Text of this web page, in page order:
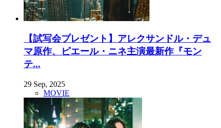
【試写会プレゼント】アレクサンドル・デュ
マ原作、ピエール・ニネ主演最新作『モン
テ...
29 Sep, 2025
MOVIE